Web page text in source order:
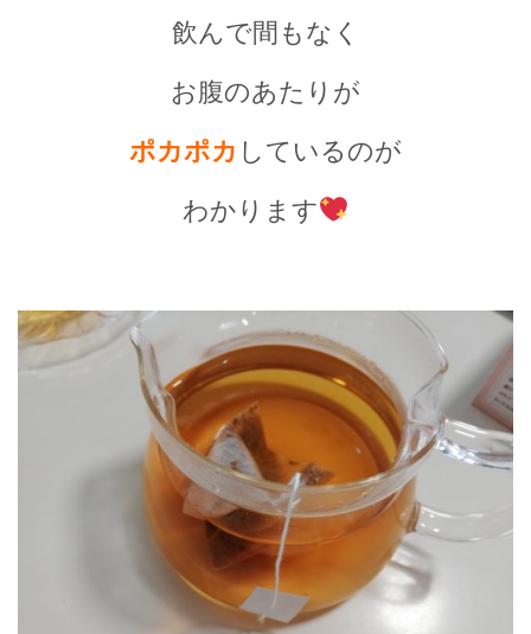
飲んで間もなく
お腹のあたりが
ポカポカ しているのが
わかります